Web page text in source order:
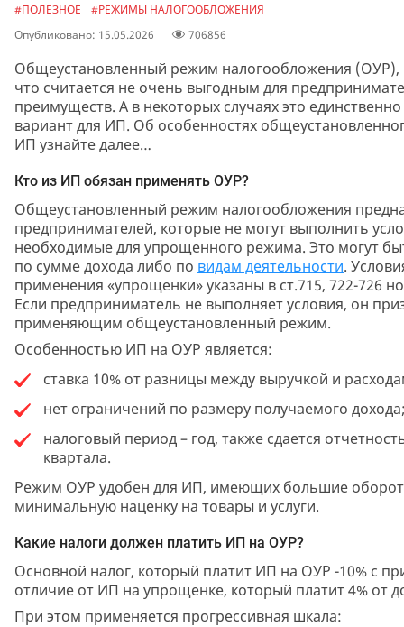
#ПОЛЕЗНОЕ
#РЕЖИМЫ НАЛОГООБЛОЖЕНИЯ
Опубликовано: 15.05.2026
706856
Общеустановленный режим налогообложения (ОУР),
что считается не очень выгодным для
преимуществ. А в некоторых случаях это
вариант для ИП. Об особенностях
ИП узнайте далее…
Кто из ИП обязан применять ОУР?
Общеустановленный режим налогообложения
предпринимателей, которые не могут выполнить
необходимые для упрощенного режима. Это могут
по сумме дохода либо по видам деятельности.
применения «упрощенки» указаны в ст.715, 722-726
Если предприниматель не выполняет условия, он
применяющим общеустановленный режим.
Особенностью ИП на ОУР является:
ставка 10% от разницы между выручкой и
нет ограничений по размеру получаемого
налоговый период – год, также сдается
квартала.
Режим ОУР удобен для ИП, имеющих большие
минимальную наценку на товары и услуги.
Какие налоги должен платить ИП на ОУР?
Основной налог, который платит ИП на ОУР -10% с
отличие от ИП на упрощенке, который платит 4% от
При этом применяется прогрессивная шкала: